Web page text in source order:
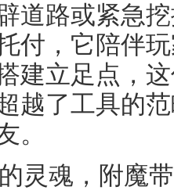
道路或紧急
付，它陪伴
建立足点，
越了工具的
。
灵魂，附魔